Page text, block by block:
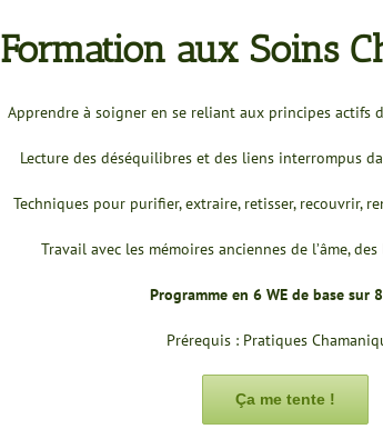
Formation aux Soins
Apprendre à soigner en se reliant aux principes actifs
Lecture des déséquilibres et des liens interrompus
Techniques pour purifier, extraire, retisser, recouvrir,
Travail avec les mémoires anciennes de l’âme,
Programme en 6 WE de base sur
Prérequis : Pratiques
Ça me tente !